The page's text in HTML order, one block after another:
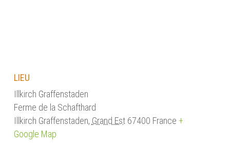
LIEU
Illkirch Graffenstaden
Ferme de la Schafthard
Illkirch Graffenstaden, Grand Est 67400 France +
Google Map